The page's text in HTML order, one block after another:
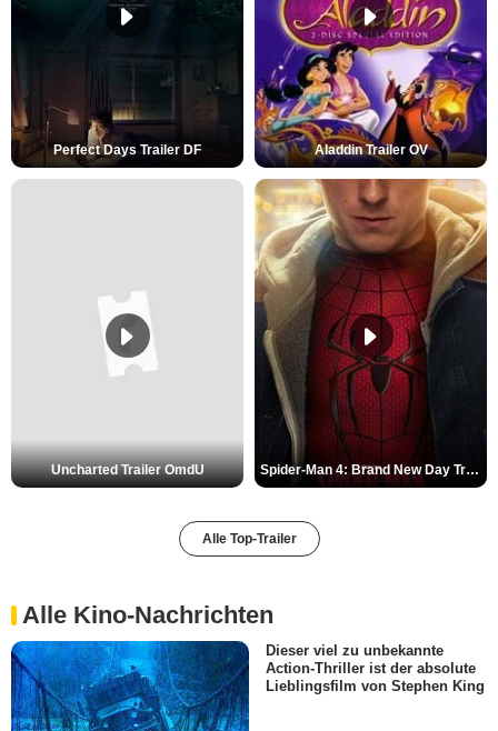
Perfect Days Trailer DF Aladdin Trailer OV
Uncharted Trailer OmdU Spider-Man 4: Brand New Day Trailer (3) DF
Alle Top-Trailer
Alle Kino-Nachrichten
Dieser viel zu unbekannte
Action-Thriller ist der absolute
Lieblingsfilm von Stephen King